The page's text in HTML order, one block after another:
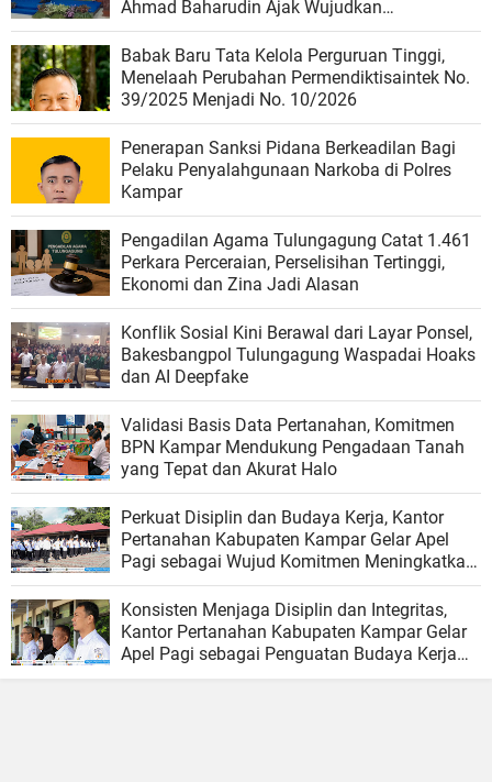
Ahmad Baharudin Ajak Wujudkan
Tulungagung Ramah Anak
Babak Baru Tata Kelola Perguruan Tinggi,
Menelaah Perubahan Permendiktisaintek No.
39/2025 Menjadi No. 10/2026
Penerapan Sanksi Pidana Berkeadilan Bagi
Pelaku Penyalahgunaan Narkoba di Polres
Kampar
Pengadilan Agama Tulungagung Catat 1.461
Perkara Perceraian, Perselisihan Tertinggi,
Ekonomi dan Zina Jadi Alasan
Konflik Sosial Kini Berawal dari Layar Ponsel,
Bakesbangpol Tulungagung Waspadai Hoaks
dan AI Deepfake
Validasi Basis Data Pertanahan, Komitmen
BPN Kampar Mendukung Pengadaan Tanah
yang Tepat dan Akurat Halo
Perkuat Disiplin dan Budaya Kerja, Kantor
Pertanahan Kabupaten Kampar Gelar Apel
Pagi sebagai Wujud Komitmen Meningkatkan
Kualitas Pelayanan
Konsisten Menjaga Disiplin dan Integritas,
Kantor Pertanahan Kabupaten Kampar Gelar
Apel Pagi sebagai Penguatan Budaya Kerja